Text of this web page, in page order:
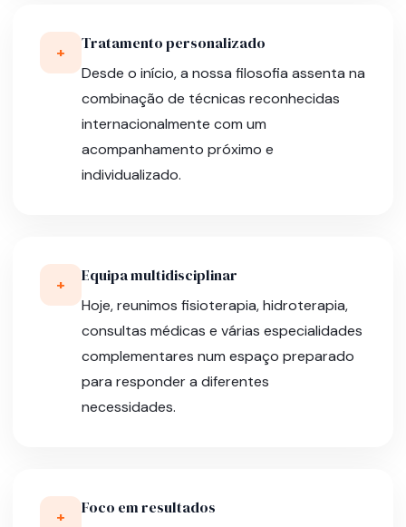
+ Tratamento personalizado
Desde o início, a nossa filosofia assenta na
combinação de técnicas reconhecidas
internacionalmente com um
acompanhamento próximo e
individualizado.
+ Equipa multidisciplinar
Hoje, reunimos fisioterapia, hidroterapia,
consultas médicas e várias especialidades
complementares num espaço preparado
para responder a diferentes
necessidades.
+ Foco em resultados